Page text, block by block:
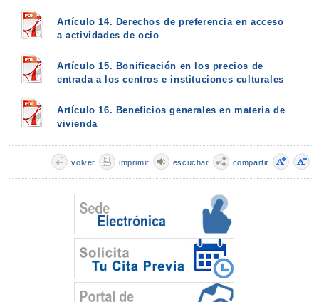
Artículo 14. Derechos de preferencia en acceso
a actividades de ocio
Artículo 15. Bonificación en los precios de
entrada a los centros e instituciones culturales
Artículo 16. Beneficios generales en materia de
vivienda
compartir
escuchar
imprimir
volver